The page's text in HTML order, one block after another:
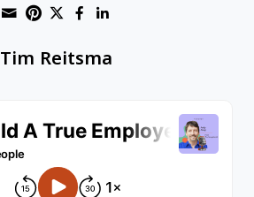
Share through Email
Print this page
Share on Pinterest
Share on Twitter
Share on
Tim Reitsma